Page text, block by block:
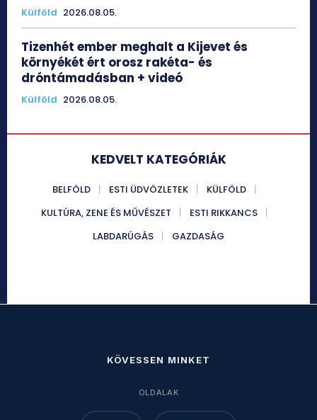
Külföld 2026.08.05.
Tizenhét ember meghalt a Kijevet és
környékét ért orosz rakéta- és
dróntámadásban + videó
Külföld 2026.08.05.
KEDVELT KATEGÓRIÁK
BELFÖLD ESTI ÜDVÖZLETEK
KÜLFÖLD
KULTÚRA, ZENE ÉS MŰVÉSZET
ESTI RIKKANCS
LABDARÚGÁS
GAZDASÁG
KÖVESSEN MINKET
OLDALAK